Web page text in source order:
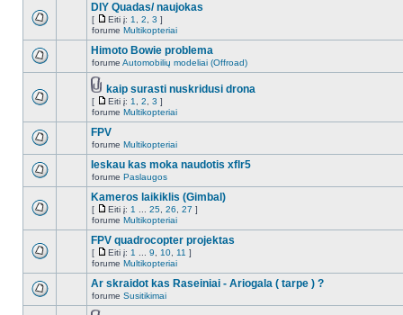
DIY Quadas/ naujokas
[ Eiti į: 1 2 3 ]
forume Multikopteriai
Himoto Bowie problema
forume Automobilių modeliai (Offroad)
kaip surasti nuskridusi drona
[ Eiti į: 1 2 3 ]
forume Multikopteriai
FPV
forume Multikopteriai
Ieskau kas moka naudotis xflr5
forume Paslaugos
Kameros laikiklis (Gimbal)
[ Eiti į: 1 25 26 27 ]
forume Multikopteriai
FPV quadrocopter projektas
[ Eiti į: 1 9 10 11 ]
forume Multikopteriai
Ar skraidot kas Raseiniai - Ariogala ( tarpe ) ?
forume Susitikimai